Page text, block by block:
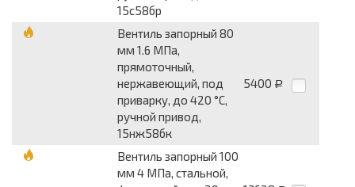
15с58бр
Вентиль запорный 80
мм 1.6 МПа,
прямоточный,
нержавеющий, под
приварку, до 420 °С,
ручной привод,
15нж58бк
5400 Р
Вентиль запорный 100
мм 4 МПа, стальной,